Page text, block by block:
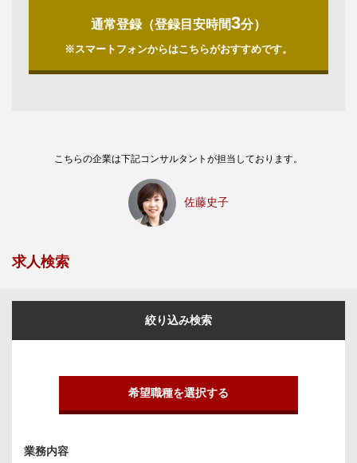
通常登録（登録目安時間3分）
※スマートフォンからはこちらがおすすめです。
こちらの企業は下記コンサルタントが担当しております。
佐藤史子
求人検索
絞り込み検索
希望職種を選択する
業務内容